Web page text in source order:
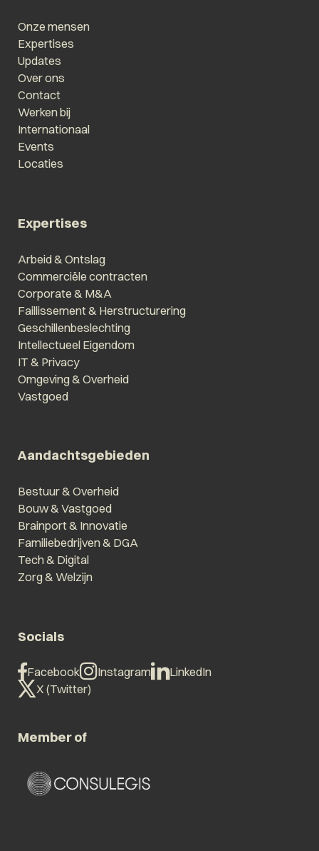
Onze mensen
Expertises
Updates
Over ons
Contact
Werken bij
Internationaal
Events
Locaties
Expertises
Arbeid & Ontslag
Commerciële contracten
Corporate & M&A
Faillissement & Herstructurering
Geschillenbeslechting
Intellectueel Eigendom
IT & Privacy
Omgeving & Overheid
Vastgoed
Aandachtsgebieden
Bestuur & Overheid
Bouw & Vastgoed
Brainport & Innovatie
Familiebedrijven & DGA
Tech & Digital
Zorg & Welzijn
Socials
Facebook Instagram
LinkedIn
X (Twitter)
Member of